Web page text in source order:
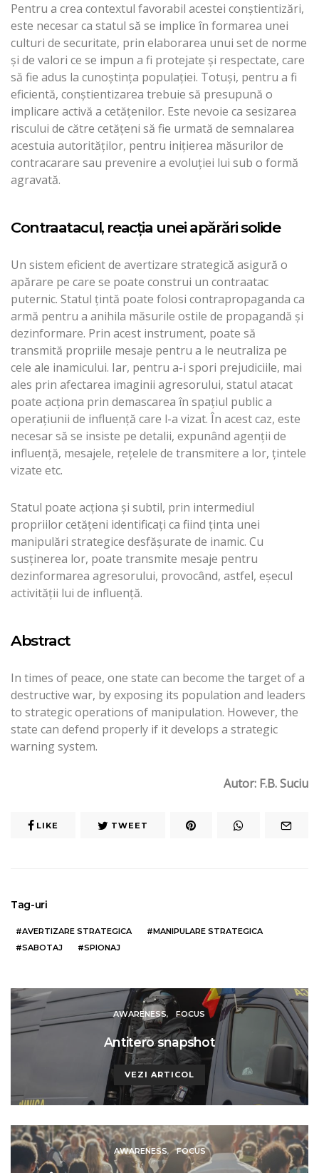
Pentru a crea contextul favorabil acestei conştientizări,
este necesar ca statul să se implice în formarea unei
culturi de securitate, prin elaborarea unui set de norme
şi de valori ce se impun a fi protejate şi respectate, care
să fie adus la cunoştinţa populaţiei. Totuşi, pentru a fi
eficientă, conştientizarea trebuie să presupună o
implicare activă a cetăţenilor. Este nevoie ca sesizarea
riscului de către cetăţeni să fie urmată de semnalarea
acestuia autorităţilor, pentru iniţierea măsurilor de
contracarare sau prevenire a evoluţiei lui sub o formă
agravată.
Contraatacul, reacţia unei apărări solide
Un sistem eficient de avertizare strategică asigură o
apărare pe care se poate construi un contraatac
puternic. Statul ţintă poate folosi contrapropaganda ca
armă pentru a anihila măsurile ostile de propagandă şi
dezinformare. Prin acest instrument, poate să
transmită propriile mesaje pentru a le neutraliza pe
cele ale inamicului. Iar, pentru a-i spori prejudiciile, mai
ales prin afectarea imaginii agresorului, statul atacat
poate acţiona prin demascarea în spaţiul public a
operaţiunii de influenţă care l-a vizat. În acest caz, este
necesar să se insiste pe detalii, expunând agenţii de
influenţă, mesajele, reţelele de transmitere a lor, ţintele
vizate etc.
Statul poate acţiona şi subtil, prin intermediul
propriilor cetăţeni identificaţi ca fiind ţinta unei
manipulări strategice desfăşurate de inamic. Cu
susţinerea lor, poate transmite mesaje pentru
dezinformarea agresorului, provocând, astfel, eşecul
activităţii lui de influenţă.
Abstract
In times of peace, one state can become the target of a
destructive war, by exposing its population and leaders
to strategic operations of manipulation. However, the
state can defend properly if it develops a strategic
warning system.
Autor: F.B. Suciu
LIKE TWEET
Tag-uri
AVERTIZARE STRATEGICA
MANIPULARE STRATEGICA
SABOTAJ
SPIONAJ
AWARENESS FOCUS
Antitero snapshot
VEZI ARTICOL
AWARENESS FOCUS